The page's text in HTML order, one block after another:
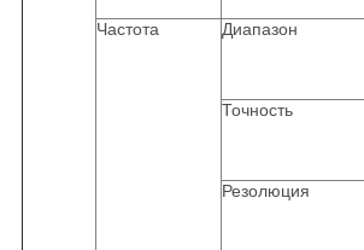
Частота Диапазон
Точность
Резолюция